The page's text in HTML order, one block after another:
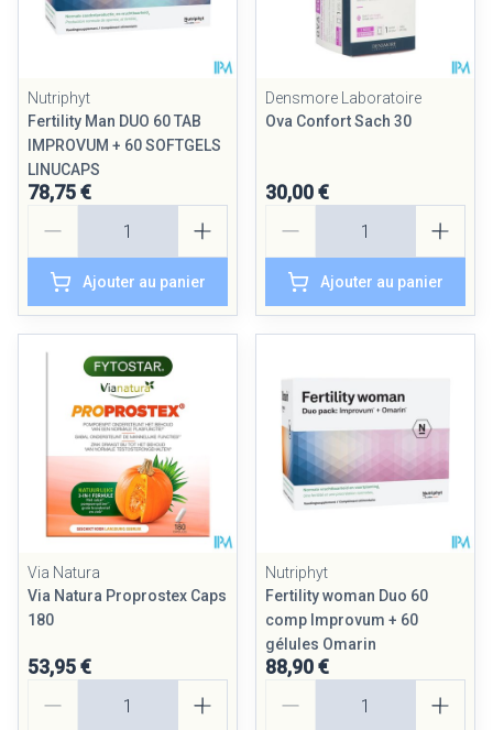
Nutriphyt
Fertility Man DUO 60 TAB
IMPROVUM + 60 SOFTGELS
LINUCAPS
78,75 €
Ajouter au panier
Densmore Laboratoire
Ova Confort Sach 30
30,00 €
Ajouter au panier
Via Natura
Via Natura Proprostex Caps
180
53,95 €
Nutriphyt
Fertility woman Duo 60
comp Improvum + 60
gélules Omarin
88,90 €